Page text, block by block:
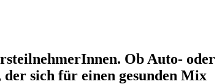
Ob Auto- oder
sich für einen gesunden Mix